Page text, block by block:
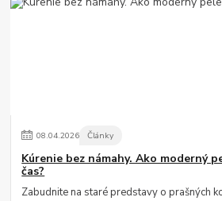
08.04.2026 Články
Kúrenie bez námahy. Ako moderný
čas?
Zabudnite na staré predstavy o prašných